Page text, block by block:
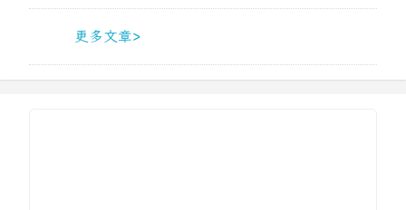
更多文章>